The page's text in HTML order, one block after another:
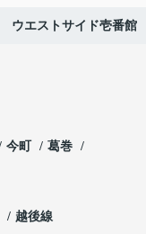
ウエストサイド壱番館
今町
葛巻
越後線